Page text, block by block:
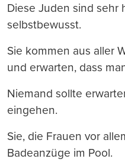
Diese Juden sind sehr
selbstbewusst.
Sie kommen aus aller
und erwarten, dass
Niemand sollte
eingehen.
Sie, die Frauen vor
Badeanzüge im Pool.